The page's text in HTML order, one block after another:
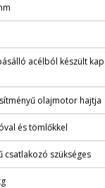
acélból készült
olajmotor hajtja
és tömlőkkel
csatlakozó szükséges